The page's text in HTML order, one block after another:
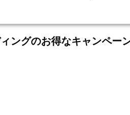
ングのお得なキャンペー